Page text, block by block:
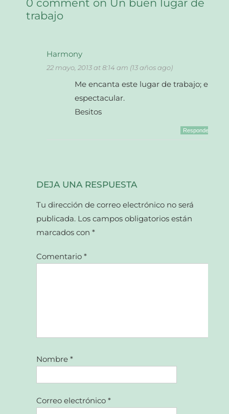
0 comment on Un buen lugar de
trabajo
Harmony
22 mayo, 2013 at 8:14 am (13 años ago)
Me encanta este lugar de trabajo; es
espectacular.
Besitos
Responder
DEJA UNA RESPUESTA
Tu dirección de correo electrónico no será
publicada. Los campos obligatorios están
marcados con*
Comentario*
Nombre*
Correo electrónico*